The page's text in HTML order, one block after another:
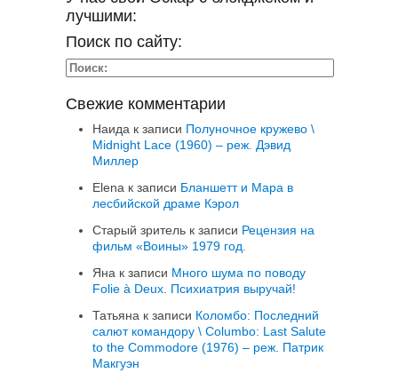
лучшими:
Поиск по сайту:
Свежие комментарии
Наида к записи Полуночное кружево \
Midnight Lace (1960) – реж. Дэвид
Миллер
Elena к записи Бланшетт и Мара в
лесбийской драме Кэрол
Старый зритель к записи Рецензия на
фильм «Воины» 1979 год.
Яна к записи Много шума по поводу
Folie à Deux. Психиатрия выручай!
Татьяна к записи Коломбо: Последний
салют командору \ Columbo: Last Salute
to the Commodore (1976) – реж. Патрик
Макгуэн